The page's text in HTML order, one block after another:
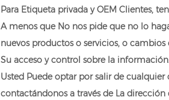
Para Etiqueta privada y OEM Clientes,
A menos que No nos pide que no lo
nuevos productos o servicios, o
Su acceso y control sobre la
Usted Puede optar por salir de
contactándonos a través de La